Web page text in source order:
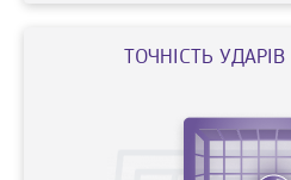
ТОЧНIСТЬ